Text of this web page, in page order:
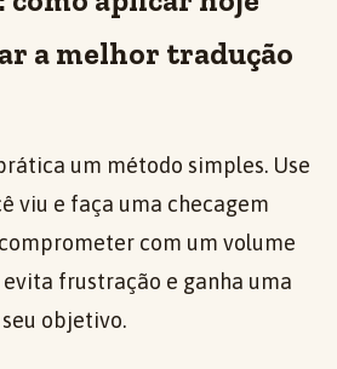
a melhor tradução
um método simples. Use
viu e faça uma checagem
com um volume
evita frustração e ganha uma
objetivo.